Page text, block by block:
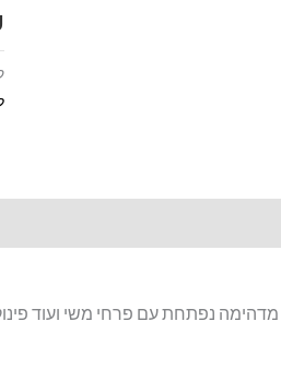
נפתחת עם פרחי משי ועוד